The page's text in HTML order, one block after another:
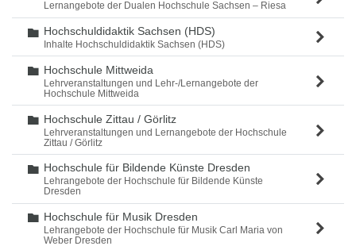
Lernangebote der Dualen Hochschule Sachsen – Riesa
Ordner
Hochschuldidaktik Sachsen (HDS)
Inhalte Hochschuldidaktik Sachsen (HDS)
Ordner
Hochschule Mittweida
Lehrveranstaltungen und Lehr-/Lernangebote der
Hochschule Mittweida
Ordner
Hochschule Zittau / Görlitz
Lehrveranstaltungen und Lernangebote der Hochschule
Zittau / Görlitz
Ordner
Hochschule für Bildende Künste Dresden
Lehrangebote der Hochschule für Bildende Künste
Dresden
Ordner
Hochschule für Musik Dresden
Lehrangebote der Hochschule für Musik Carl Maria von
Weber Dresden